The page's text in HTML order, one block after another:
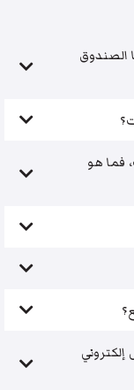
الصندوق
فما هو